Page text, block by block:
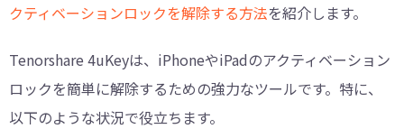
クティベーションロックを解除する方法を紹介します。
Tenorshare 4uKeyは、iPhoneやiPadのアクティベーション
ロックを簡単に解除するための強力なツールです。特に、
以下のような状況で役立ちます。